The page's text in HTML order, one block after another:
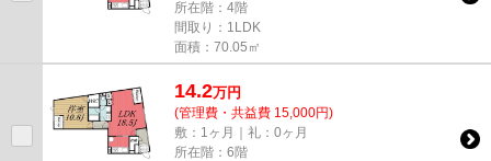
所在階：4階
間取り：1LDK
面積：70.05㎡
14.2万円
(管理費・共益費 15,000円)
敷：1ヶ月｜礼：0ヶ月
所在階：6階